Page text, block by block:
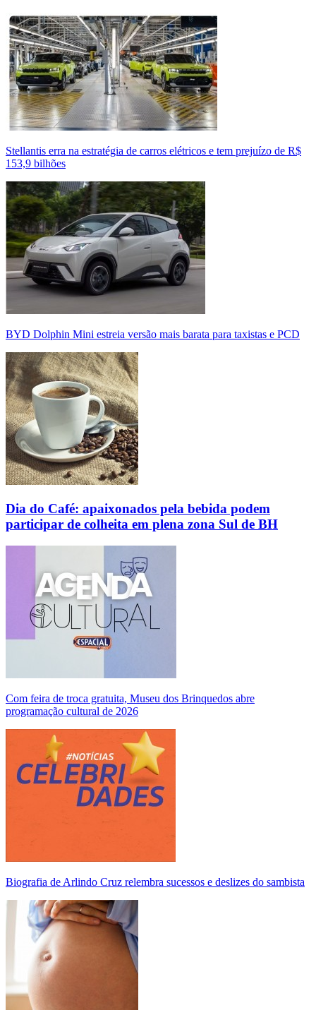
Stellantis erra na estratégia de carros elétricos e tem prejuízo de R$
153,9 bilhões
BYD Dolphin Mini estreia versão mais barata para taxistas e PCD
Dia do Café: apaixonados pela bebida podem
participar de colheita em plena zona Sul de BH
Com feira de troca gratuita, Museu dos Brinquedos abre
programação cultural de 2026
Biografia de Arlindo Cruz relembra sucessos e deslizes do sambista